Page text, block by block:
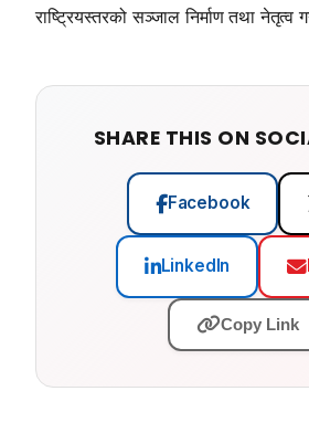
राष्ट्रियस्तरको सञ्जाल निर्माण तथा नेतृत्व
SHARE THIS ON
Facebook
LinkedIn
Copy Link